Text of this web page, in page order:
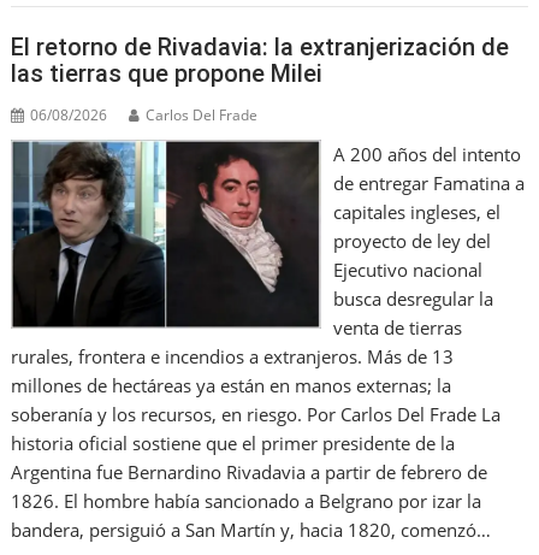
o
o
k
M
ai
l
p
p
m n
El retorno de Rivadavia: la extranjerización de
las tierras que propone Milei
06/08/2026 Carlos Del Frade
A 200 años del intento
de entregar Famatina a
capitales ingleses, el
proyecto de ley del
Ejecutivo nacional
busca desregular la
venta de tierras
rurales, frontera e incendios a extranjeros. Más de 13
millones de hectáreas ya están en manos externas; la
soberanía y los recursos, en riesgo. Por Carlos Del Frade La
historia oficial sostiene que el primer presidente de la
Argentina fue Bernardino Rivadavia a partir de febrero de
1826. El hombre había sancionado a Belgrano por izar la
bandera, persiguió a San Martín y, hacia 1820, comenzó…